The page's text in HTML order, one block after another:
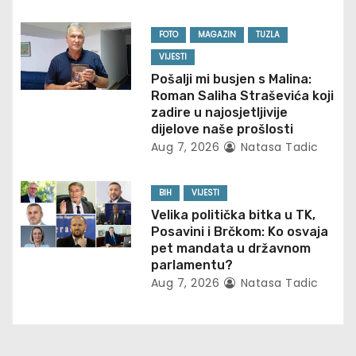
t
i
FOTO MAGAZIN
TUZLA
VIJESTI
Pošalji mi busjen s Malina:
Roman Saliha Straševića koji
zadire u najosjetljivije
dijelove naše prošlosti
Aug 7, 2026 Natasa Tadic
BIH VIJESTI
Velika politička bitka u TK,
Posavini i Brčkom: Ko osvaja
pet mandata u državnom
parlamentu?
Aug 7, 2026 Natasa Tadic